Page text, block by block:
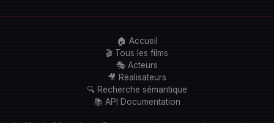
🏠 Accueil
🎬 Tous les films
🎭 Acteurs
🎥 Réalisateurs
🔍 Recherche sémantique
📚 API Documentation